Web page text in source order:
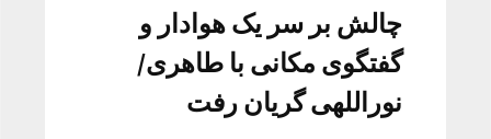
چالش بر سر یک هوادار و
گفتگوی مکانی با طاهری/
نوراللهی گریان رفت